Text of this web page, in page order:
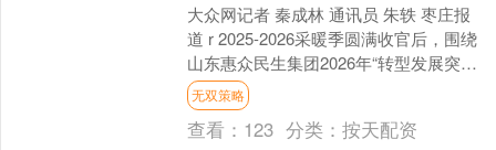
大众网记者 秦成林 通讯员 朱轶 枣庄报
道 r 2025-2026采暖季圆满收官后，围绕
山东惠众民生集团2026年“转型发展突破
年”战略部署，枣庄市中区热力有限....
无双策略
查看： 123 分类：按天配资